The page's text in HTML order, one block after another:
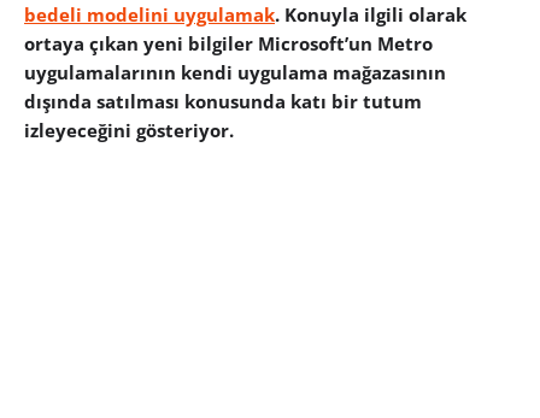
bedeli modelini uygulamak. Konuyla ilgili olarak
ortaya çıkan yeni bilgiler Microsoft’un Metro
uygulamalarının kendi uygulama mağazasının
dışında satılması konusunda katı bir tutum
izleyeceğini gösteriyor.